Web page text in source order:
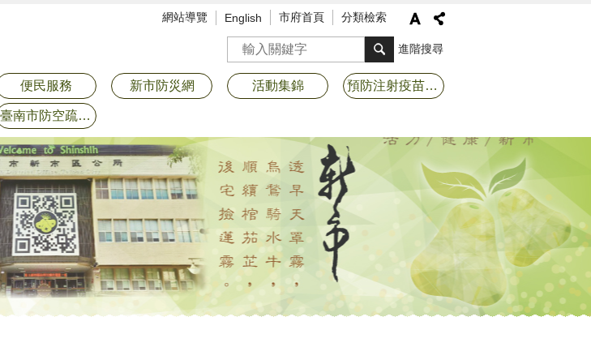
網站導覽 English 市府首頁 分類檢索
搜尋 進階搜尋
便民服務 新市防災網 活動集錦 預防注射疫苗接種專區
臺南市防空疏散避難專區